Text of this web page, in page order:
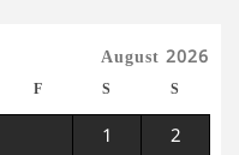
August 2026
F S S
1 2